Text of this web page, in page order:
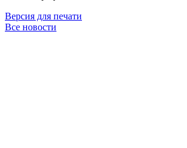
Версия для печати
Все новости